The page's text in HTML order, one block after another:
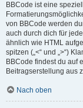
BBCode ist eine
von BBCode werden
auch durch dich für
ähnlich wie HTML
spitzen („<“ und „>“)
BBCode findest du auf
Beitragserstellung aus
Nach oben